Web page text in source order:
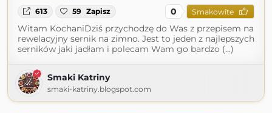
613 59 Zapisz 0 Smakowite
Witam KochaniDziś przychodzę do Was z przepisem na
rewelacyjny sernik na zimno. Jest to jeden z najlepszych
serników jaki jadłam i polecam Wam go bardzo (...)
Smaki Katriny
smaki-katriny.blogspot.com